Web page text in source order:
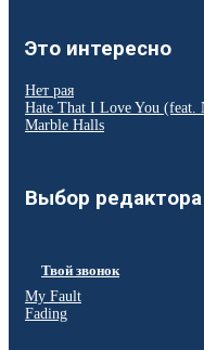
Это интересно
Нет рая
Hate That I Love You (feat.
Marble Halls
Выбор редактора
Твой звонок
My Fault
Fading